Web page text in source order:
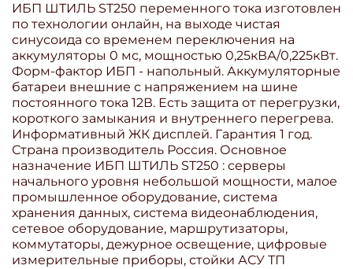
ИБП ШТИЛЬ ST250 переменного тока изготовлен
по технологии онлайн, на выходе чистая
синусоида со временем переключения на
аккумуляторы 0 мс, мощностью 0,25кВА/0,225кВт.
Форм-фактор ИБП - напольный. Аккумуляторные
батареи внешние с напряжением на шине
постоянного тока 12В. Есть защита от перегрузки,
короткого замыкания и внутреннего перегрева.
Информативный ЖК дисплей. Гарантия 1 год.
Страна производитель Россия. Основное
назначение ИБП ШТИЛЬ ST250 : серверы
начального уровня небольшой мощности, малое
промышленное оборудование, система
хранения данных, система видеонаблюдения,
сетевое оборудование, маршрутизаторы,
коммутаторы, дежурное освещение, цифровые
измерительные приборы, стойки АСУ ТП